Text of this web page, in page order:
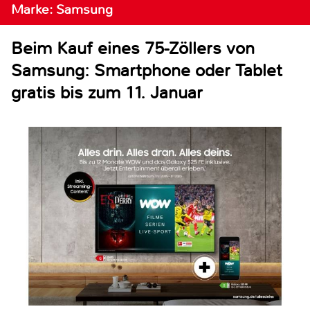
Marke: Samsung
Beim Kauf eines 75-Zöllers von
Samsung: Smartphone oder Tablet
gratis bis zum 11. Januar